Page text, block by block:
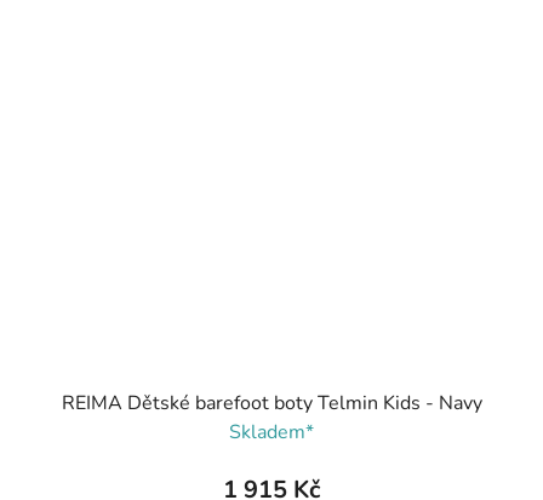
REIMA Dětské barefoot boty Telmin Kids - Navy
Skladem*
1 915 Kč